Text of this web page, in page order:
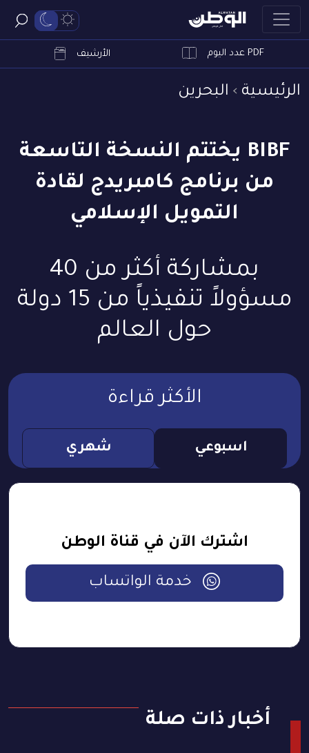
PDF عدد اليوم الأرشيف
الرئيسية البحرين
BIBF يختتم النسخة التاسعة
من برنامج كامبريدج لقادة
التمويل الإسلامي
بمشاركة أكثر من 40
مسؤولاً تنفيذياً من 15 دولة
حول العالم
الأكثر قراءة
اسبوعي شهري
اشترك الآن في قناة الوطن
خدمة الواتساب
أخبار ذات صلة